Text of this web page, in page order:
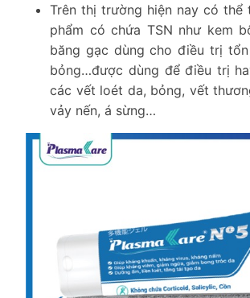
Trên thị trường hiện nay có thể
phẩm có chứa TSN như kem
băng gạc dùng cho điều trị tổn
bỏng…được dùng để điều trị
các vết loét da, bỏng, vết
vảy nến, á sừng…